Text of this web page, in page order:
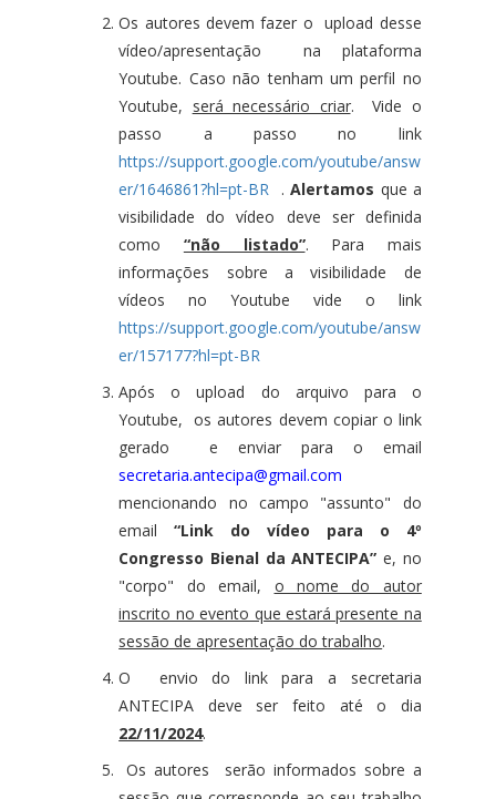
Os autores devem fazer o upload desse
vídeo/apresentação na plataforma
Youtube. Caso não tenham um perfil no
Youtube, será necessário criar. Vide o
passo a passo no link
https://support.google.com/youtube/answ
er/1646861?hl=pt-BR .Alertamos que a
visibilidade do vídeo deve ser definida
como “não listado”. Para mais
informações sobre a visibilidade de
vídeos no Youtube vide o link
https://support.google.com/youtube/answ
er/157177?hl=pt-BR
Após o upload do arquivo para o
Youtube, os autores devem copiar o link
gerado e enviar para o email
secretaria.antecipa@gmail.com
mencionando no campo "assunto" do
email“Link do vídeo para o 4º
Congresso Bienal da ANTECIPA” e, no
"corpo" do email, o nome do autor
inscrito no evento que estará presente na
sessão de apresentação do trabalho.
O envio do link para a secretaria
ANTECIPA deve ser feito até o dia
22/11/2024.
Os autores serão informados sobre a